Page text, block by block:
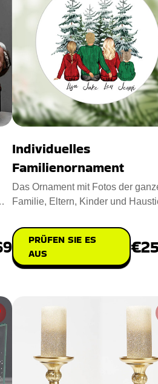
Individuelles
Familienornament
Das Ornament mit Fotos der
Familie, Eltern, Kinder und
PRÜFEN SIE ES
AUS